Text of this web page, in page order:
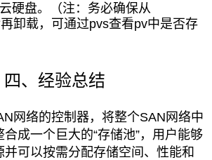
硬盘。（注：务必确保从
卸载，可通过pvs查看pv中是否存
四、经验总结
网络的控制器，将整个SAN网络中
成一个巨大的“存储池”，用户能够
并可以按需分配存储空间、性能和